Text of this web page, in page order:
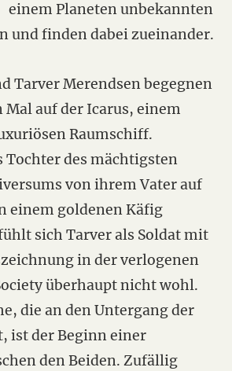
einem Planeten unbekannten
und finden dabei zueinander.
Tarver Merendsen begegnen
Mal auf der Icarus, einem
Raumschiff.
Tochter des mächtigsten
von ihrem Vater auf
einem goldenen Käfig
sich Tarver als Soldat mit
in der verlogenen
überhaupt nicht wohl.
die an den Untergang der
ist der Beginn einer
den Beiden. Zufällig